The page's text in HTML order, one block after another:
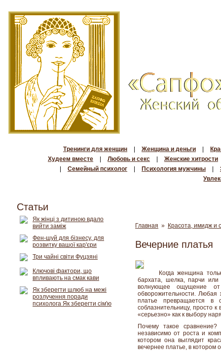
Тренинги для женщин Женщина и деньги
Худеем вместе
Любовь и секс
Женские хитрости
Семейный психолог Психология мужчины
Главная » Красота, имидж и
Вечерние платья
Когда женщина
бархата, шелка, парчи
волнующее ощущение от
обворожительности.
платье превращается в
соблазнительницу, просто
«серьезно» как к выбору
Почему такое
независимо от роста и
котором она выглядит
вечернее платье, в котором
Статьи
Як жінці з дитиною вдало
вийти заміж
Фен-шуй для бізнесу, для
розвитку вашої кар'єри
Три чайні світи Фуцзяні
Ключові фактори, що
впливають на смак кави
Як зберегти шлюб на межі
розлучення поради
психолога Як зберегти сім'ю